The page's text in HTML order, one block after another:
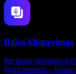
Balso klonavimas
Per kelias sekundes
diegti nereikia – viskas